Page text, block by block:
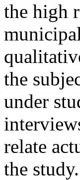
the high
the
under
relate
the